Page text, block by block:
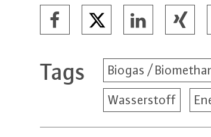
Tags Biogas /
Wasserstoff